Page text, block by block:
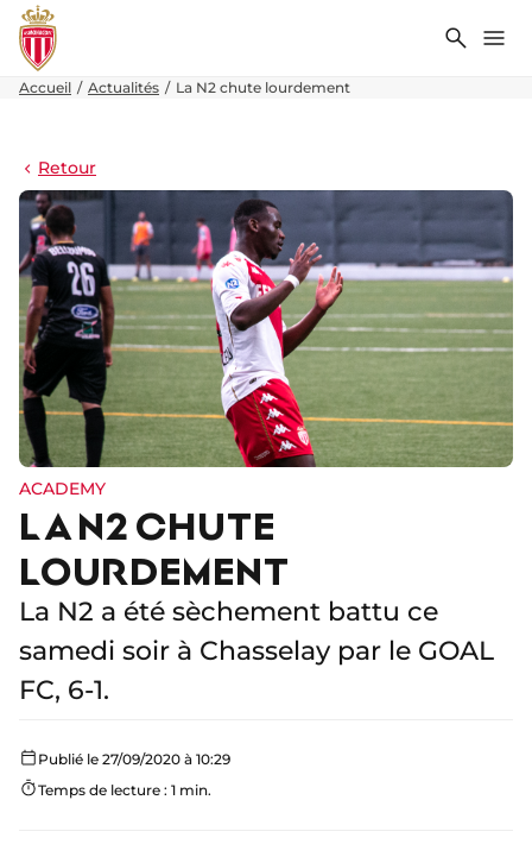
Accueil Actualités La N2 chute lourdement
Retour
ACADEMY
LA N2 CHUTE
LOURDEMENT
La N2 a été sèchement battu ce
samedi soir à Chasselay par le GOAL
FC, 6-1.
Publié le 27/09/2020 à 10:29
Temps de lecture : 1 min.